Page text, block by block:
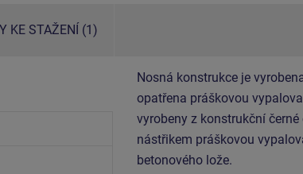
KE STAŽENÍ (1)
Nosná konstrukce je
opatřena práškovou
vyrobeny z konstrukční
nástřikem práškovou
betonového lože.